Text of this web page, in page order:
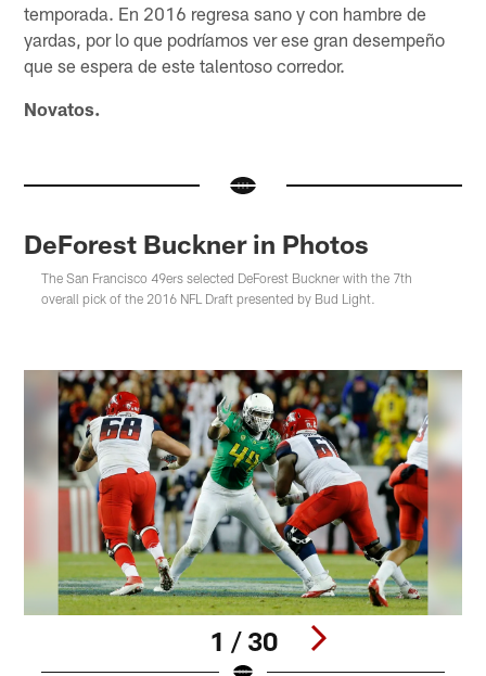
temporada. En 2016 regresa sano y con hambre de
yardas, por lo que podríamos ver ese gran desempeño
que se espera de este talentoso corredor.
Novatos.
DeForest Buckner in Photos
The San Francisco 49ers selected DeForest Buckner with the 7th
overall pick of the 2016 NFL Draft presented by Bud Light.
1 / 30